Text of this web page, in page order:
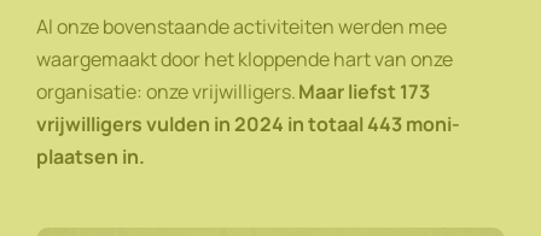
Al onze bovenstaande activiteiten werden mee
waargemaakt door het kloppende hart van onze
organisatie: onze vrijwilligers.Maar liefst 173
vrijwilligers vulden in 2024 in totaal 443 moni-
plaatsen in.